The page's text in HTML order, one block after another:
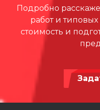
Подробно
работ и типовых
стоимость и